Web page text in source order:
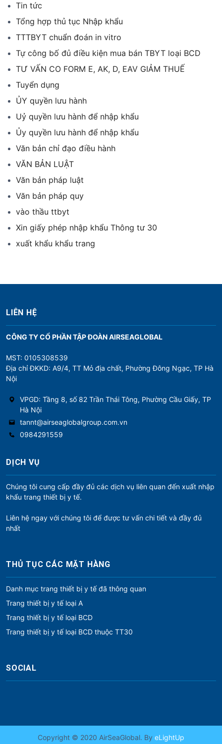
Tin tức
Tổng hợp thủ tục Nhập khẩu
TTTBYT chuẩn đoán in vitro
Tự công bố đủ điều kiện mua bán TBYT loại BCD
TƯ VẤN CO FORM E, AK, D, EAV GIẢM THUẾ
Tuyển dụng
ỦY quyền lưu hành
Uỷ quyền lưu hành để nhập khẩu
Ủy quyền lưu hành để nhập khẩu
Văn bản chỉ đạo điều hành
VĂN BẢN LUẬT
Văn bản pháp luật
Văn bản pháp quy
vào thầu ttbyt
Xin giấy phép nhập khẩu Thông tư 30
xuất khẩu khẩu trang
LIÊN HỆ
CÔNG TY CỔ PHẦN TẬP ĐOÀN AIRSEAGLOBAL
MST: 0105308539
Địa chỉ ĐKKD: A9/4, TT Mỏ địa chất, Phường Đông Ngạc, TP Hà
Nội
VPGD: Tầng 8, số 82 Trần Thái Tông, Phường Cầu Giấy, TP
Hà Nội
tannt@airseaglobalgroup.com.vn
0984291559
DỊCH VỤ
Chúng tôi cung cấp đầy đủ các dịch vụ liên quan đến xuất nhập
khẩu trang thiết bị y tế.
Liên hệ ngay với chúng tôi để được tư vấn chi tiết và đầy đủ
nhất
THỦ TỤC CÁC MẶT HÀNG
Danh mục trang thiết bị y tế đã thông quan
Trang thiết bị y tế loại A
Trang thiết bị y tế loại BCD
Trang thiết bị y tế loại BCD thuộc TT30
SOCIAL
Copyright © 2020 AirSeaGlobal. By eLightUp